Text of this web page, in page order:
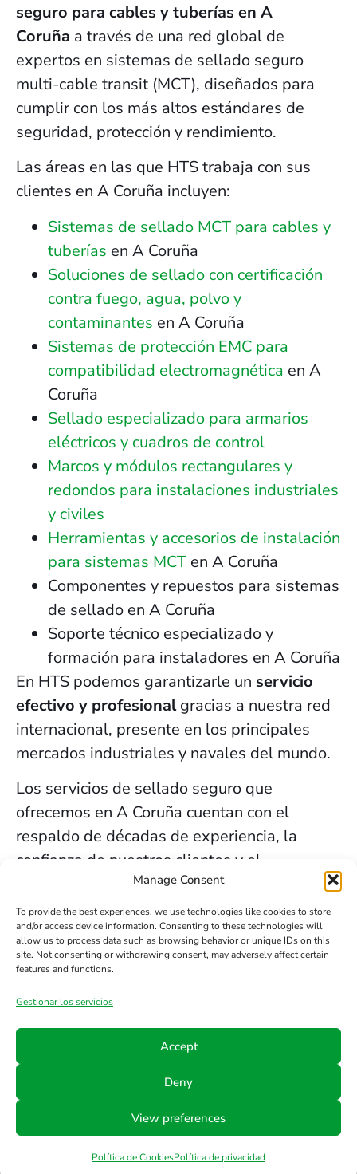
Manage Consent
To provide the best experiences, we use technologies like cookies to store
and/or access device information. Consenting to these technologies will
allow us to process data such as browsing behavior or unique IDs on this
site. Not consenting or withdrawing consent, may adversely affect certain
features and functions.
Gestionar los servicios
Accept
Deny
View preferences
Política de CookiesPolítica de privacidad
seguro para cables y tuberías en A
Coruña a través de una red global de
expertos en sistemas de sellado seguro
multi-cable transit (MCT), diseñados para
cumplir con los más altos estándares de
seguridad, protección y rendimiento.
Las áreas en las que HTS trabaja con sus
clientes en A Coruña incluyen:
Sistemas de sellado MCT para cables y
tuberías en A Coruña
Soluciones de sellado con certificación
contra fuego, agua, polvo y
contaminantes en A Coruña
Sistemas de protección EMC para
compatibilidad electromagnética en A
Coruña
Sellado especializado para armarios
eléctricos y cuadros de control
Marcos y módulos rectangulares y
redondos para instalaciones industriales
y civiles
Herramientas y accesorios de instalación
para sistemas MCT en A Coruña
Componentes y repuestos para sistemas
de sellado en A Coruña
Soporte técnico especializado y
formación para instaladores en A Coruña
En HTS podemos garantizarle un servicio
efectivo y profesionalgracias a nuestra red
internacional, presente en los principales
mercados industriales y navales del mundo.
Los servicios de sellado seguro que
ofrecemos en A Coruña cuentan con el
respaldo de décadas de experiencia, la
confianza de nuestros clientes y el
compromiso constante con la innovación y la
seguridad.
Contacta HTS
Teléfono
Email
info@hts-
Síguenos